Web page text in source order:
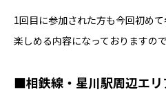
1回目に参加された方も今回初め
楽しめる内容になっておりますの
■相鉄線・星川駅周辺エリ